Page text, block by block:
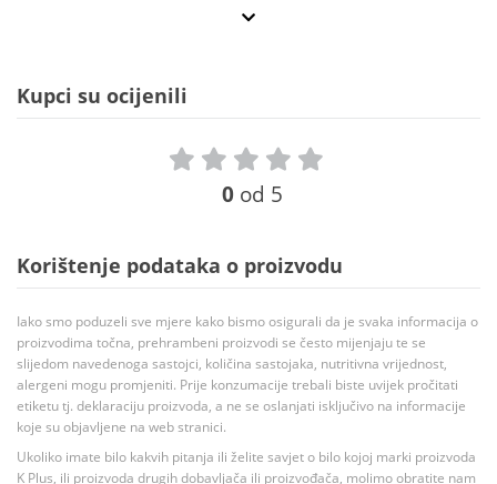
Kupci su ocijenili
0 od 5
Korištenje podataka o proizvodu
Iako smo poduzeli sve mjere kako bismo osigurali da je svaka informacija o
proizvodima točna, prehrambeni proizvodi se često mijenjaju te se
slijedom navedenoga sastojci, količina sastojaka, nutritivna vrijednost,
alergeni mogu promjeniti. Prije konzumacije trebali biste uvijek pročitati
etiketu tj. deklaraciju proizvoda, a ne se oslanjati isključivo na informacije
koje su objavljene na web stranici.
Ukoliko imate bilo kakvih pitanja ili želite savjet o bilo kojoj marki proizvoda
K Plus, ili proizvoda drugih dobavljača ili proizvođača, molimo obratite nam